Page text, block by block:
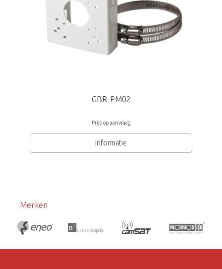
GBR-PM02
Prijs op aanvraag
Informatie
Merken